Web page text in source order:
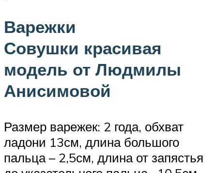
Варежки
Совушки красивая
модель от Людмилы
Анисимовой
Размер варежек: 2 года, обхват
ладони 13см, длина большого
пальца – 2,5см, длина от запястья